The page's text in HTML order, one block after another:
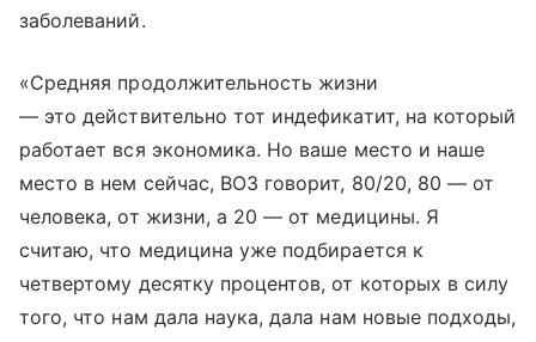
заболеваний.
«Средняя продолжительность жизни
— это действительно тот индефикатит, на который
работает вся экономика. Но ваше место и наше
место в нем сейчас, ВОЗ говорит, 80/20, 80 — от
человека, от жизни, а 20 — от медицины. Я
считаю, что медицина уже подбирается к
четвертому десятку процентов, от которых в силу
того, что нам дала наука, дала нам новые подходы,